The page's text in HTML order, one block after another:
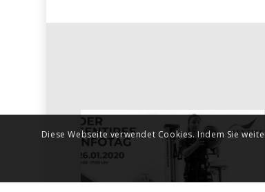
2020 Januar
Einladung zum
SENTIREE-INFOTAG
Diese Webseite verwendet Cookies. Indem Sie